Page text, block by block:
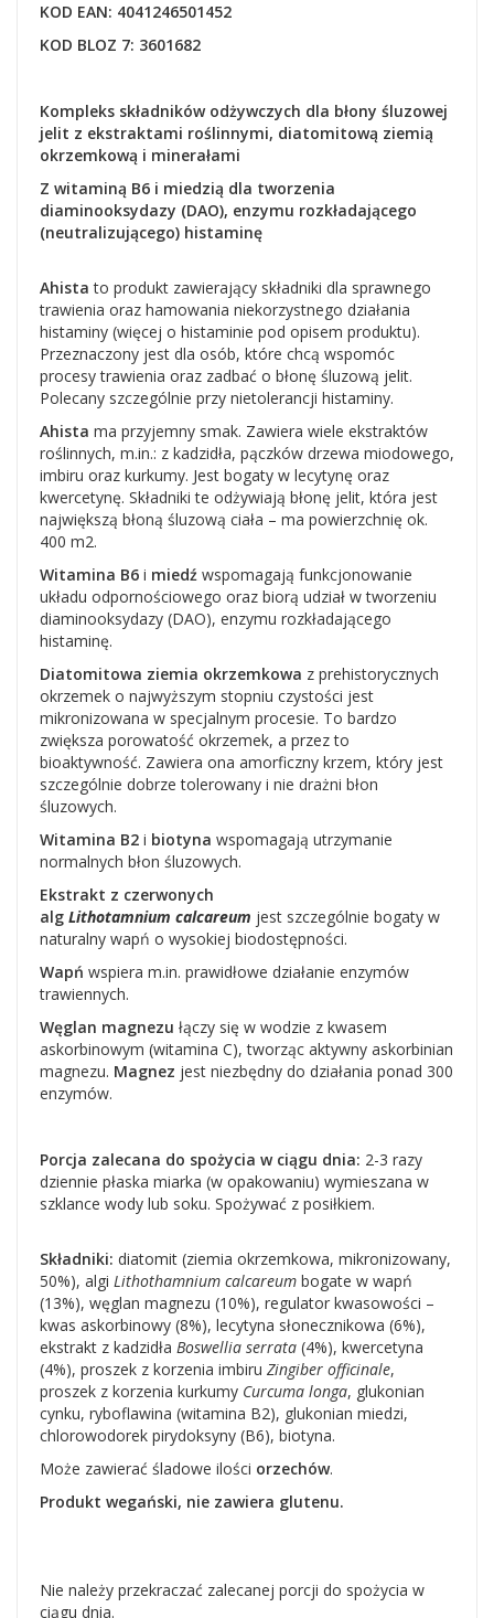
KOD EAN: 4041246501452
KOD BLOZ 7: 3601682
Kompleks składników odżywczych dla błony śluzowej
jelit z ekstraktami roślinnymi, diatomitową ziemią
okrzemkową i minerałami
Z witaminą B6 i miedzią dla tworzenia
diaminooksydazy (DAO), enzymu rozkładającego
(neutralizującego) histaminę
Ahista to produkt zawierający składniki dla sprawnego
trawienia oraz hamowania niekorzystnego działania
histaminy (więcej o histaminie pod opisem produktu).
Przeznaczony jest dla osób, które chcą wspomóc
procesy trawienia oraz zadbać o błonę śluzową jelit.
Polecany szczególnie przy nietolerancji histaminy.
Ahista ma przyjemny smak. Zawiera wiele ekstraktów
roślinnych, m.in.: z kadzidła, pączków drzewa miodowego,
imbiru oraz kurkumy. Jest bogaty w lecytynę oraz
kwercetynę. Składniki te odżywiają błonę jelit, która jest
największą błoną śluzową ciała – ma powierzchnię ok.
400 m2.
Witamina B6 i miedź wspomagają funkcjonowanie
układu odpornościowego oraz biorą udział w tworzeniu
diaminooksydazy (DAO), enzymu rozkładającego
histaminę.
Diatomitowa ziemia okrzemkowa z prehistorycznych
okrzemek o najwyższym stopniu czystości jest
mikronizowana w specjalnym procesie. To bardzo
zwiększa porowatość okrzemek, a przez to
bioaktywność. Zawiera ona amorficzny krzem, który jest
szczególnie dobrze tolerowany i nie drażni błon
śluzowych.
Witamina B2 i biotyna wspomagają utrzymanie
normalnych błon śluzowych.
Ekstrakt z czerwonych
alg Lithotamnium calcareum jest szczególnie bogaty w
naturalny wapń o wysokiej biodostępności.
Wapń wspiera m.in. prawidłowe działanie enzymów
trawiennych.
Węglan magnezu łączy się w wodzie z kwasem
askorbinowym (witamina C), tworząc aktywny askorbinian
magnezu. Magnez jest niezbędny do działania ponad 300
enzymów.
Porcja zalecana do spożycia w ciągu dnia: 2-3 razy
dziennie płaska miarka (w opakowaniu) wymieszana w
szklance wody lub soku. Spożywać z posiłkiem.
Składniki: diatomit (ziemia okrzemkowa, mikronizowany,
50%), algi Lithothamnium calcareum bogate w wapń
(13%), węglan magnezu (10%), regulator kwasowości –
kwas askorbinowy (8%), lecytyna słonecznikowa (6%),
ekstrakt z kadzidła Boswellia serrata (4%), kwercetyna
(4%), proszek z korzenia imbiru Zingiber officinale,
proszek z korzenia kurkumy Curcuma longa, glukonian
cynku, ryboflawina (witamina B2), glukonian miedzi,
chlorowodorek pirydoksyny (B6), biotyna.
Może zawierać śladowe ilości orzechów.
Produkt wegański, nie zawiera glutenu.
Nie należy przekraczać zalecanej porcji do spożycia w
ciągu dnia.